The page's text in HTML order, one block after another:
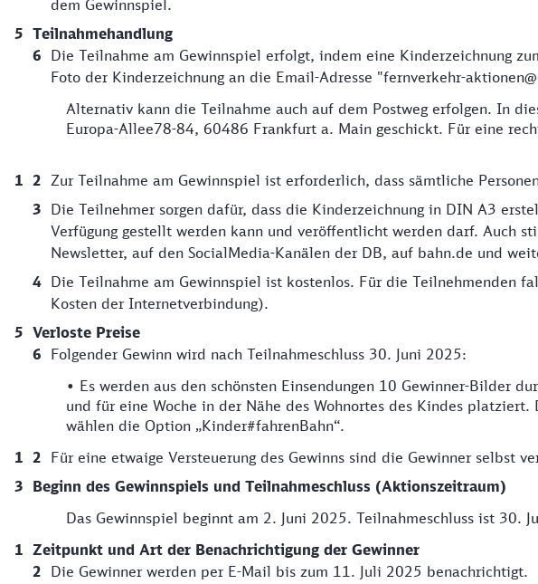
dem Gewinnspiel.
Teilnahmehandlung
Die Teilnahme am Gewinnspiel erfolgt, indem eine Kinderzeichnung
Foto der Kinderzeichnung an die Email-Adresse "fernverkehr-
Alternativ kann die Teilnahme auch auf dem Postweg erfolgen. In
Europa-Allee78-84, 60486 Frankfurt a. Main geschickt. Für eine
Zur Teilnahme am Gewinnspiel ist erforderlich, dass sämtliche
Die Teilnehmer sorgen dafür, dass die Kinderzeichnung in DIN A3
Verfügung gestellt werden kann und veröffentlicht werden darf. Auch
Newsletter, auf den SocialMedia-Kanälen der DB, auf bahn.de und
Die Teilnahme am Gewinnspiel ist kostenlos. Für die Teilnehmenden
Kosten der Internetverbindung).
Verloste Preise
Folgender Gewinn wird nach Teilnahmeschluss 30. Juni 2025:
• Es werden aus den schönsten Einsendungen 10 Gewinner-Bilder
und für eine Woche in der Nähe des Wohnortes des Kindes
wählen die Option „Kinder#fahrenBahn“.
Für eine etwaige Versteuerung des Gewinns sind die Gewinner selbst
Beginn des Gewinnspiels und Teilnahmeschluss (Aktionszeitraum)
Das Gewinnspiel beginnt am 2. Juni 2025. Teilnahmeschluss ist 30.
Zeitpunkt und Art der Benachrichtigung der Gewinner
Die Gewinner werden per E-Mail bis zum 11. Juli 2025 benachrichtigt.